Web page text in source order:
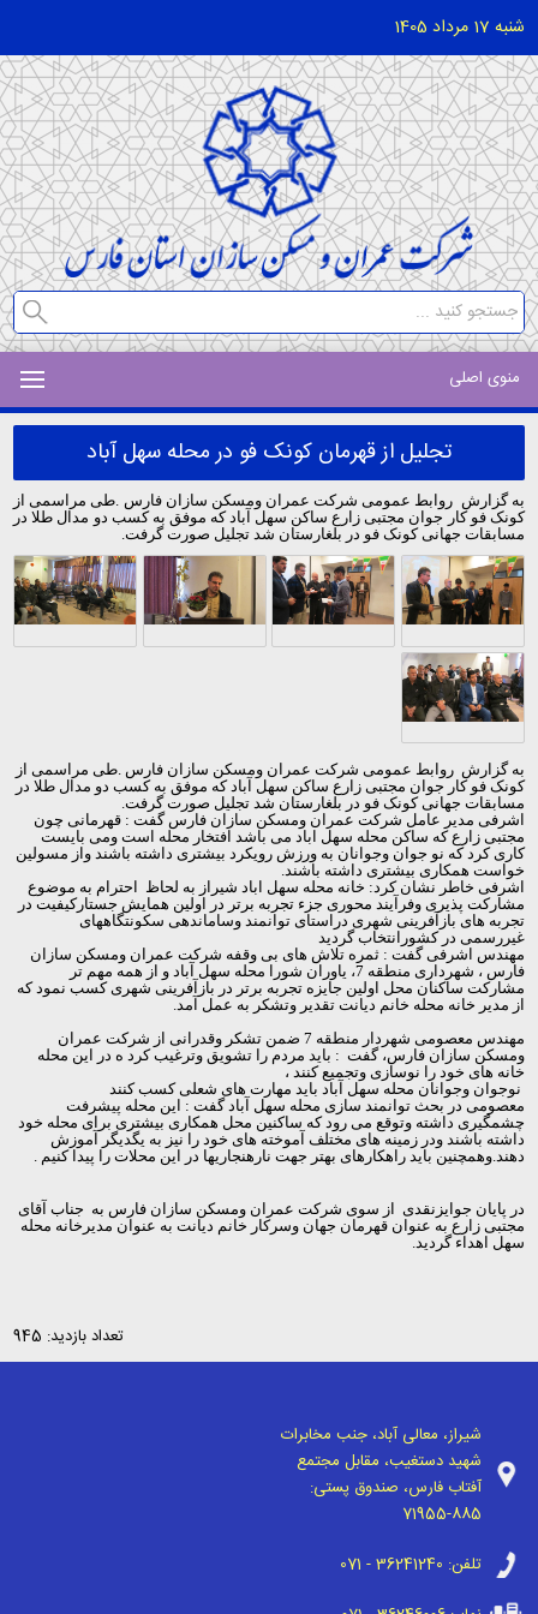
شنبه 17 مرداد 1405
منوی اصلی
تجلیل از قهرمان کونک فو در محله سهل آباد
به گزارش روابط عمومی شرکت عمران ومسکن سازان فارس .طی مراسمی از
کونک فو کار جوان مجتبی زارع ساکن سهل آباد که موفق به کسب دو مدال طلا در
مسابقات جهانی کونک فو در بلغارستان شد تجلیل صورت گرفت.
به گزارش روابط عمومی شرکت عمران ومسکن سازان فارس .طی مراسمی از
کونک فو کار جوان مجتبی زارع ساکن سهل آباد که موفق به کسب دو مدال طلا در
مسابقات جهانی کونک فو در بلغارستان شد تجلیل صورت گرفت.
اشرفی مدیر عامل شرکت عمران ومسکن سازان فارس گفت : قهرمانی چون
مجتبی زارع که ساکن محله سهل اباد می باشد افتخار محله است ومی بایست
کاری کرد که نو جوان وجوانان به ورزش رویکرد بیشتری داشته باشند واز مسولین
خواست همکاری بیشتری داشته باشند.
اشرفی خاطر نشان کرد: خانه محله سهل اباد شیراز به لحاظ احترام به موضوع
مشارکت پذیری وفرآیند محوری جزء تجربه برتر در اولین همایش جستارکیفیت در
تجربه های بازآفرینی شهری دراستای توانمند وساماندهی سکونتگاههای
غیررسمی در کشورانتخاب گردید
مهندس اشرفی گفت : ثمره تلاش های بی وقفه شرکت عمران ومسکن سازان
فارس ، شهرداری منطقه 7، یاوران شورا محله سهل آباد و از همه مهم تر
مشارکت ساکنان محل اولین جایزه تجربه برتر در بازآفرینی شهری کسب نمود که
از مدیر خانه محله خانم دیانت تقدیر وتشکر به عمل آمد.
مهندس معصومی شهردار منطقه 7 ضمن تشکر وقدرانی از شرکت عمران
ومسکن سازان فارس، گفت : باید مردم را تشویق وترغیب کرد ه در این محله
خانه های خود را نوسازی وتجمیع کنند ،
نوجوان وجوانان محله سهل آباد باید مهارت های شعلی کسب کنند
معصومی در بحث توانمند سازی محله سهل آباد گفت : این محله پیشرفت
چشمگیری داشته وتوقع می رود که ساکنین محل همکاری بیشتری برای محله خود
داشته باشند ودر زمینه های مختلف آموخته های خود را نیز به یگدیگر آموزش
دهند.وهمچنین باید راهکارهای بهتر جهت نارهنجاریها در این محلات را پیدا کنیم .
در پایان جوایزنقدی از سوی شرکت عمران ومسکن سازان فارس به جناب آقای
مجتبی زارع به عنوان قهرمان جهان وسرکار خانم دیانت به عنوان مدیرخانه محله
سهل اهداء گردید.
تعداد بازدید: 945
شیراز، معالی آباد، جنب مخابرات
شهید دستغیب، مقابل مجتمع
آفتاب فارس، صندوق پستی:
71955-885
تلفن: 071 - 36241240